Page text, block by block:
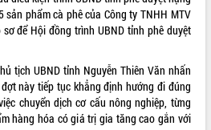
sản phẩm cà phê của Công ty TNHH MTV
để Hội đồng trình UBND tỉnh phê duyệt
tịch UBND tỉnh Nguyễn Thiên Văn nhấn
này tiếp tục khẳng định hướng đi đúng
chuyển dịch cơ cấu nông nghiệp, từng
hàng hóa có giá trị gia tăng cao gắn với